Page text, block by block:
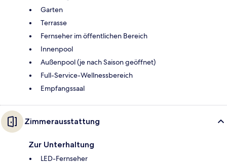
Garten
Terrasse
Fernseher im öffentlichen Bereich
Innenpool
Außenpool (je nach Saison geöffnet)
Full-Service-Wellnessbereich
Empfangssaal
Zimmerausstattung
Zur Unterhaltung
LED-Fernseher